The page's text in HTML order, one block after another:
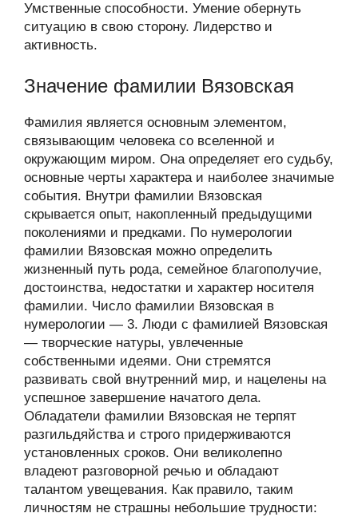
Умственные способности. Умение обернуть
ситуацию в свою сторону. Лидерство и
активность.
Значение фамилии Вязовская
Фамилия является основным элементом,
связывающим человека со вселенной и
окружающим миром. Она определяет его судьбу,
основные черты характера и наиболее значимые
события. Внутри фамилии Вязовская
скрывается опыт, накопленный предыдущими
поколениями и предками. По нумерологии
фамилии Вязовская можно определить
жизненный путь рода, семейное благополучие,
достоинства, недостатки и характер носителя
фамилии. Число фамилии Вязовская в
нумерологии — 3. Люди с фамилией Вязовская
— творческие натуры, увлеченные
собственными идеями. Они стремятся
развивать свой внутренний мир, и нацелены на
успешное завершение начатого дела.
Обладатели фамилии Вязовская не терпят
разгильдяйства и строго придерживаются
установленных сроков. Они великолепно
владеют разговорной речью и обладают
талантом увещевания. Как правило, таким
личностям не страшны небольшие трудности: